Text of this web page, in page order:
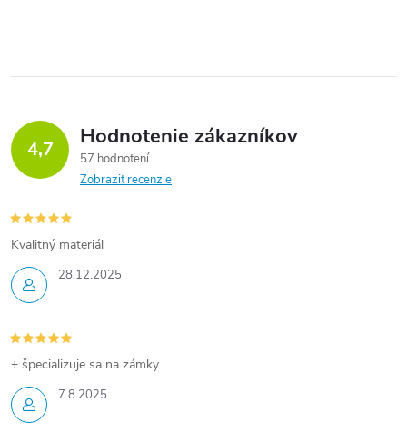
4,7 Hodnotenie zákazníkov
57 hodnotení
Zobraziť recenzie
28.12.2025
Kvalitný materiál
7.8.2025
+ špecializuje sa na zámky